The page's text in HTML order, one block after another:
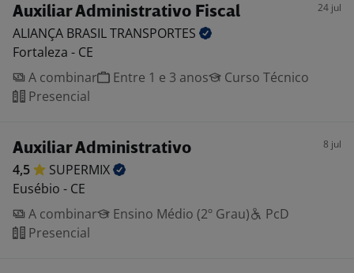
Auxiliar Administrativo Fiscal 24 jul
ALIANÇA BRASILTRANSPORTES
Fortaleza - CE
A combinar
Entre 1 e 3 anos
Curso Técnico
Presencial
Auxiliar Administrativo 8 jul
4,5
SUPERMIX
Eusébio - CE
A combinar
Ensino Médio (2º Grau)
PcD
Presencial